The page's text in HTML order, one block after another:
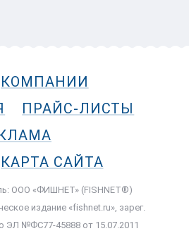
КОМПАНИИ
ПРАЙС-ЛИСТЫ
КАРТА САЙТА
ООО «ФИШНЕТ» (FISHNET®)
издание «fishnet.ru», зарег.
ЭЛ №ФС77-45888 от 15.07.2011